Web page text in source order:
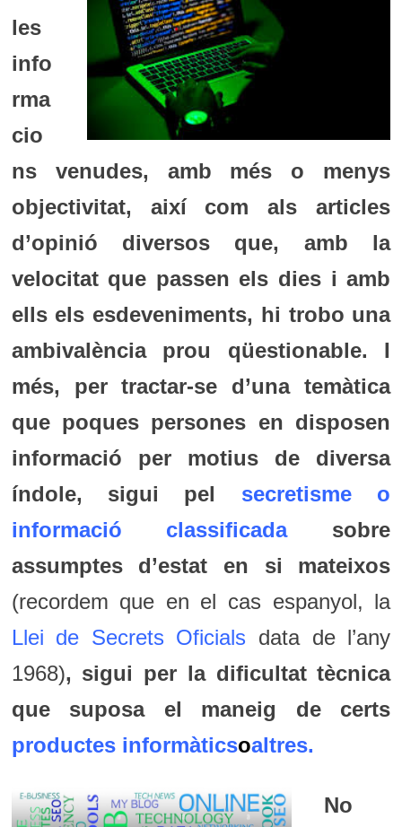
les
info
rma
cio
ns venudes, amb més o menys
objectivitat, així com als articles
d’opinió diversos que, amb la
velocitat que passen els dies i amb
ells els esdeveniments, hi trobo una
ambivalència prou qüestionable. I
més, per tractar-se d’una temàtica
que poques persones en disposen
informació per motius de diversa
índole, sigui pel secretisme o
informació classificadasobre
assumptes d’estat en si mateixos
(recordem que en el cas espanyol, la
Llei de Secrets Oficials data de l’any
1968), sigui per la dificultat tècnica
que suposa el maneig de certs
productes informàticsoaltres.
No